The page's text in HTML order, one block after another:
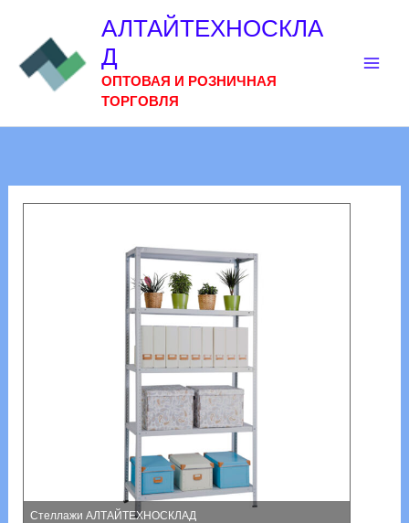
содержимому
АЛТАЙТЕХНОСКЛА
Д
ОПТОВАЯ И РОЗНИЧНАЯ
ТОРГОВЛЯ
Стеллажи АЛТАЙТЕХНОСКЛАД